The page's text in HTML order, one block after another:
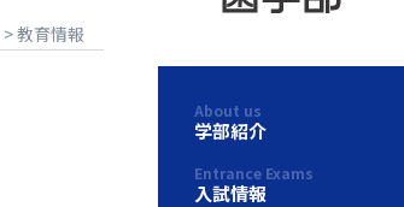
About us
学部紹介
Entrance Exams
入試情報
>教育情報